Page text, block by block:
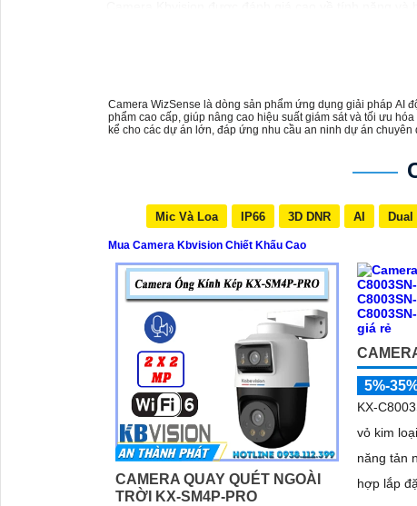
Nếu bạn quan tâm đến việc mua Camera Kbvision
Camera WizSense là dòng sản phẩm ứng dụng giải pháp AI
phẩm cao cấp, giúp nâng cao hiệu suất giám sát và tối ưu
kể cho các dự án lớn, đáp ứng nhu cầu an ninh dự án chuyên
Mic Và Loa IP66 3D DNR AI Dual
Mua Camera Kbvision Chiết Khấu Cao
CAMERA QUAY QUÉT NGOÀI
TRỜI KX-SM4P-PRO
5%-
KX-
vỏ kim
năng tản
hợp lắp